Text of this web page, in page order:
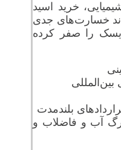
خرید اسید
خسارت‌های جدی
ریسک را صفر کرده
بین‌المللی
بلندمدت
آب و فاضلاب و